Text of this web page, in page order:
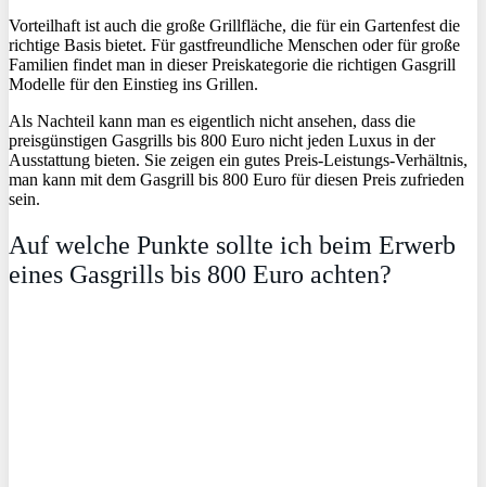
Vorteilhaft ist auch die große Grillfläche, die für ein Gartenfest die
richtige Basis bietet. Für gastfreundliche Menschen oder für große
Familien findet man in dieser Preiskategorie die richtigen Gasgrill
Modelle für den Einstieg ins Grillen.
Als Nachteil kann man es eigentlich nicht ansehen, dass die
preisgünstigen Gasgrills bis 800 Euro nicht jeden Luxus in der
Ausstattung bieten. Sie zeigen ein gutes Preis-Leistungs-Verhältnis,
man kann mit dem Gasgrill bis 800 Euro für diesen Preis zufrieden
sein.
Auf welche Punkte sollte ich beim Erwerb
eines Gasgrills bis 800 Euro achten?